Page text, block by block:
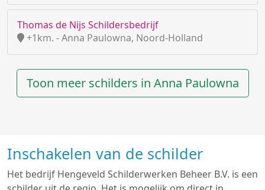
Thomas de Nijs Schildersbedrijf
+1km. - Anna Paulowna, Noord-Holland
Toon meer schilders in Anna Paulowna
Inschakelen van de schilder
Het bedrijf Hengeveld Schilderwerken Beheer B.V. is een